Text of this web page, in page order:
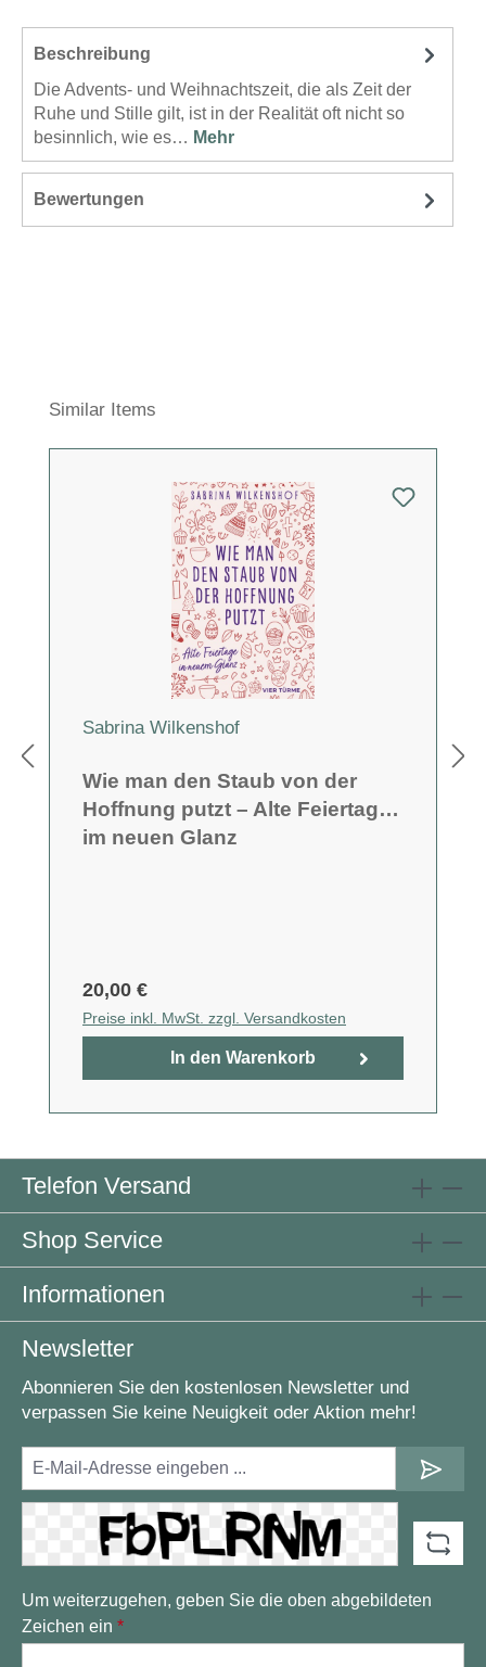
Beschreibung
Die Advents- und Weihnachtszeit, die als Zeit der
Ruhe und Stille gilt, ist in der Realität oft nicht so
besinnlich, wie es… Mehr
Bewertungen
Produktgalerie überspringen
Similar Items
Sabrina Wilkenshof
Wie man den Staub von der
Hoffnung putzt – Alte Feiertage
im neuen Glanz
20,00 €
Preise inkl. MwSt. zzgl. Versandkosten
In den Warenkorb
Telefon Versand
Shop Service
Informationen
Newsletter
Abonnieren Sie den kostenlosen Newsletter und
verpassen Sie keine Neuigkeit oder Aktion mehr!
Um weiterzugehen, geben Sie die oben abgebildeten
Zeichen ein *